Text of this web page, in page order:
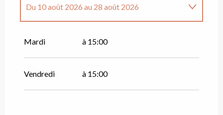
Du28 juillet 2026au31 juillet 2026
Du 10 août 2026 au 28 août 2026
Mardi à 15:00
Vendredi à 15:00